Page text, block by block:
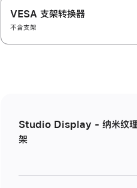
VESA 支架转换器
不含支架
Studio Display - 纳米纹理
架